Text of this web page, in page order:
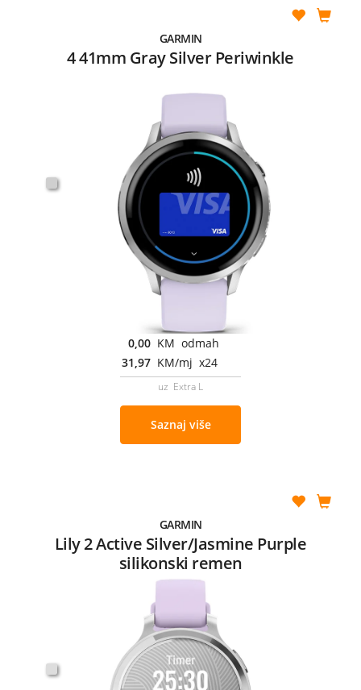
GARMIN
4 41mm Gray Silver Periwinkle
0,00 KM odmah
31,97 KM/mj x24
uz Extra L
Saznaj više
GARMIN
Lily 2 Active Silver/Jasmine Purple
silikonski remen